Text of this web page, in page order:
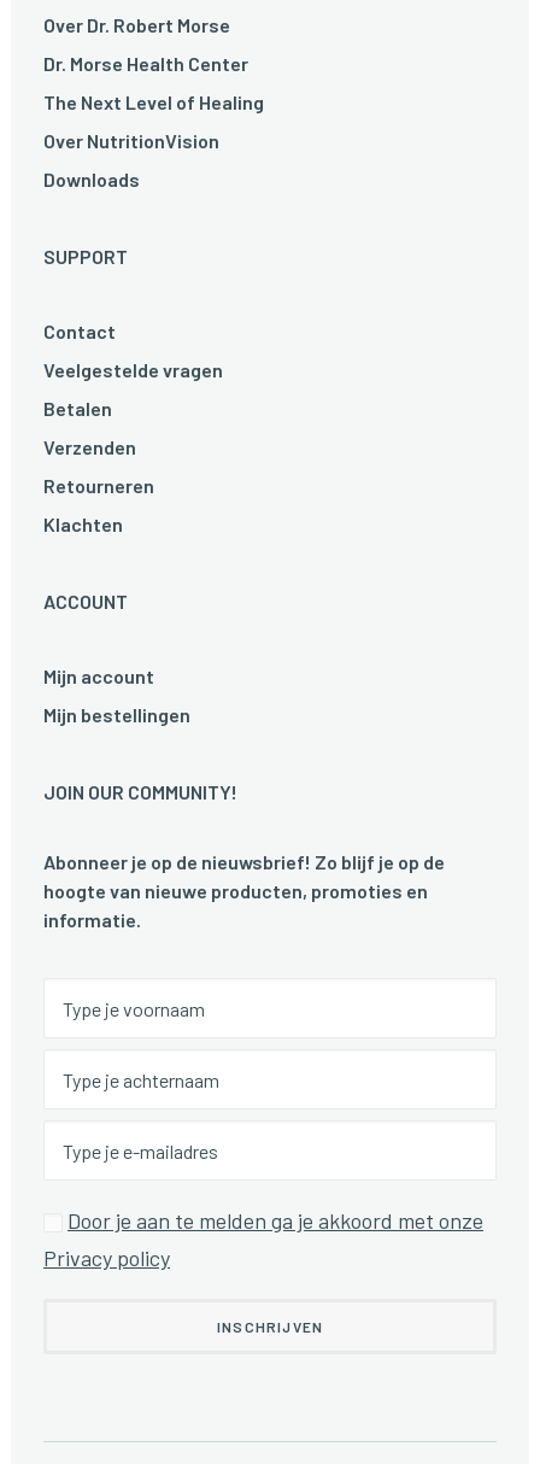
Over Dr. Robert Morse
Dr. Morse Health Center
The Next Level of Healing
Over NutritionVision
Downloads
SUPPORT
Contact
Veelgestelde vragen
Betalen
Verzenden
Retourneren
Klachten
ACCOUNT
Mijn account
Mijn bestellingen
JOIN OUR COMMUNITY!
Abonneer je op de nieuwsbrief! Zo blijf je op de
hoogte van nieuwe producten, promoties en
informatie.
Door je aan te melden ga je akkoord met onze
Privacy policy